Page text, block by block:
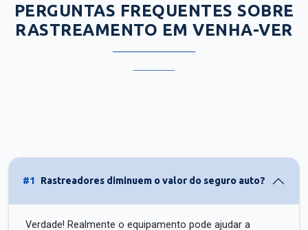
PERGUNTAS FREQUENTES SOBRE
RASTREAMENTO EM VENHA-VER
#1 Rastreadores diminuem o valor do seguro auto?
Verdade! Realmente o equipamento pode ajudar a